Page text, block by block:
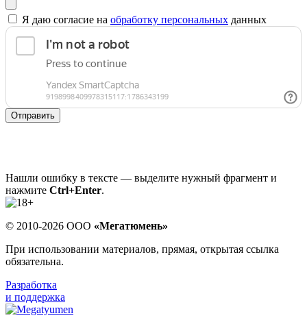
Я даю согласие на обработку персональных данных
Отправить
Нашли ошибку в тексте — выделите нужный фрагмент и
нажмите Ctrl+Enter.
© 2010-2026 ООО «Мегатюмень»
При использовании материалов, прямая, открытая ссылка
обязательна.
Разработка
и поддержка